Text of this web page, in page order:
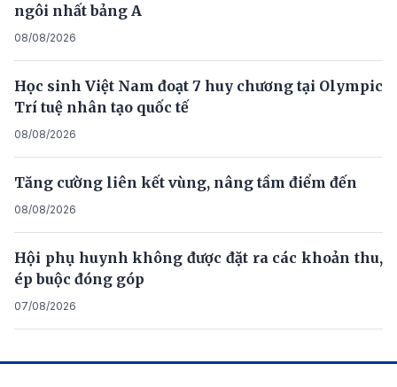
ngôi nhất bảng A
08/08/2026
Học sinh Việt Nam đoạt 7 huy chương tại Olympic
Trí tuệ nhân tạo quốc tế
08/08/2026
Tăng cường liên kết vùng, nâng tầm điểm đến
08/08/2026
Hội phụ huynh không được đặt ra các khoản thu,
ép buộc đóng góp
07/08/2026